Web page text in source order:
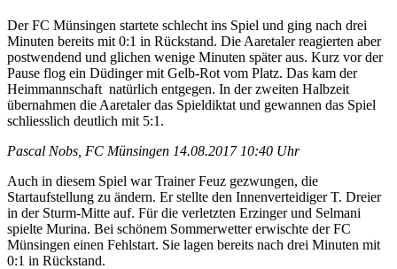
Der FC Münsingen startete schlecht ins Spiel und ging nach drei
Minuten bereits mit 0:1 in Rückstand. Die Aaretaler reagierten aber
postwendend und glichen wenige Minuten später aus. Kurz vor der
Pause flog ein Düdinger mit Gelb-Rot vom Platz. Das kam der
Heimmannschaft natürlich entgegen. In der zweiten Halbzeit
übernahmen die Aaretaler das Spieldiktat und gewannen das Spiel
schliesslich deutlich mit 5:1.
Pascal Nobs, FC Münsingen 14.08.2017 10:40 Uhr
Auch in diesem Spiel war Trainer Feuz gezwungen, die
Startaufstellung zu ändern. Er stellte den Innenverteidiger T. Dreier
in der Sturm-Mitte auf. Für die verletzten Erzinger und Selmani
spielte Murina. Bei schönem Sommerwetter erwischte der FC
Münsingen einen Fehlstart. Sie lagen bereits nach drei Minuten mit
0:1 in Rückstand.